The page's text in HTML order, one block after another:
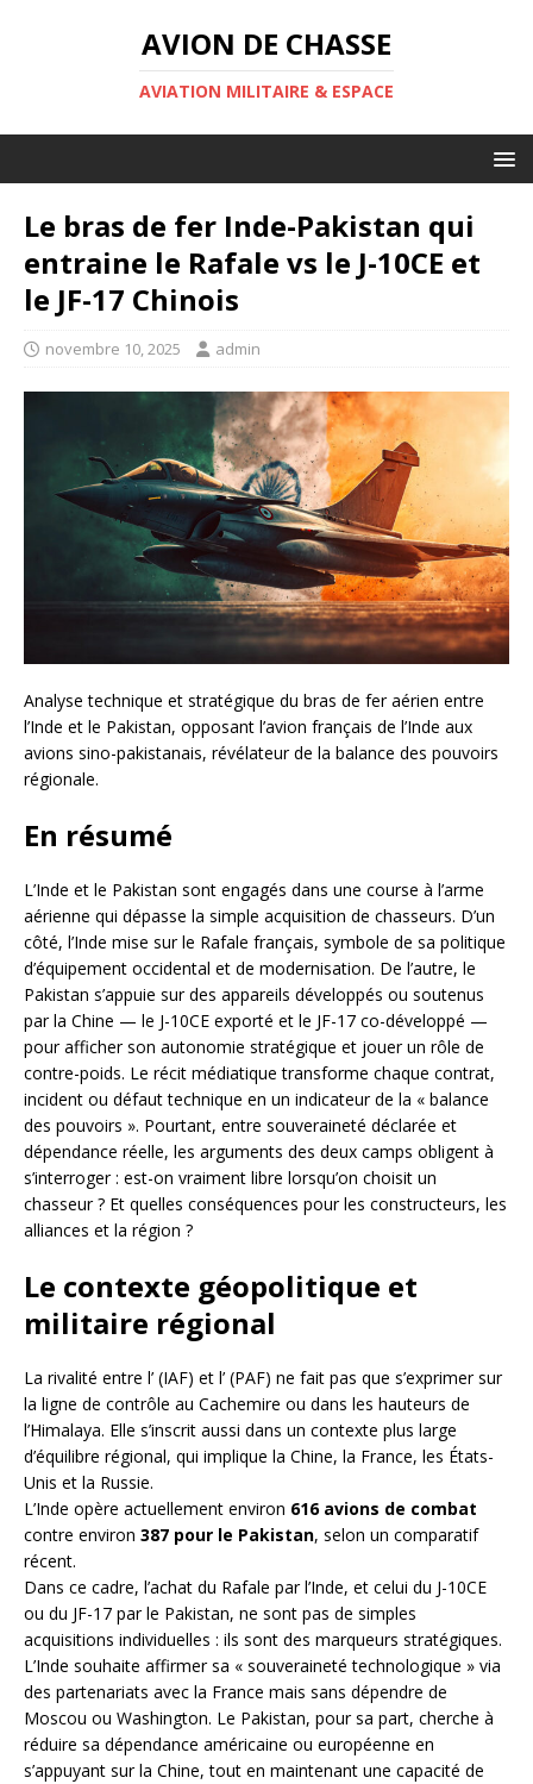
AVION DE CHASSE
AVIATION MILITAIRE & ESPACE
Le bras de fer Inde-Pakistan qui
entraine le Rafale vs le J-10CE et
le JF-17 Chinois
novembre 10, 2025 admin
Analyse technique et stratégique du bras de fer aérien entre
l’Inde et le Pakistan, opposant l’avion français de l’Inde aux
avions sino-pakistanais, révélateur de la balance des pouvoirs
régionale.
En résumé
L’Inde et le Pakistan sont engagés dans une course à l’arme
aérienne qui dépasse la simple acquisition de chasseurs. D’un
côté, l’Inde mise sur le Rafale français, symbole de sa politique
d’équipement occidental et de modernisation. De l’autre, le
Pakistan s’appuie sur des appareils développés ou soutenus
par la Chine — le J-10CE exporté et le JF-17 co-développé —
pour afficher son autonomie stratégique et jouer un rôle de
contre-poids. Le récit médiatique transforme chaque contrat,
incident ou défaut technique en un indicateur de la « balance
des pouvoirs ». Pourtant, entre souveraineté déclarée et
dépendance réelle, les arguments des deux camps obligent à
s’interroger : est-on vraiment libre lorsqu’on choisit un
chasseur ? Et quelles conséquences pour les constructeurs, les
alliances et la région ?
Le contexte géopolitique et
militaire régional
La rivalité entre l’ (IAF) et l’ (PAF) ne fait pas que s’exprimer sur
la ligne de contrôle au Cachemire ou dans les hauteurs de
l’Himalaya. Elle s’inscrit aussi dans un contexte plus large
d’équilibre régional, qui implique la Chine, la France, les États-
Unis et la Russie.
L’Inde opère actuellement environ 616 avions de combat
contre environ 387 pour le Pakistan, selon un comparatif
récent.
Dans ce cadre, l’achat du Rafale par l’Inde, et celui du J-10CE
ou du JF-17 par le Pakistan, ne sont pas de simples
acquisitions individuelles : ils sont des marqueurs stratégiques.
L’Inde souhaite affirmer sa « souveraineté technologique » via
des partenariats avec la France mais sans dépendre de
Moscou ou Washington. Le Pakistan, pour sa part, cherche à
réduire sa dépendance américaine ou européenne en
s’appuyant sur la Chine, tout en maintenant une capacité de